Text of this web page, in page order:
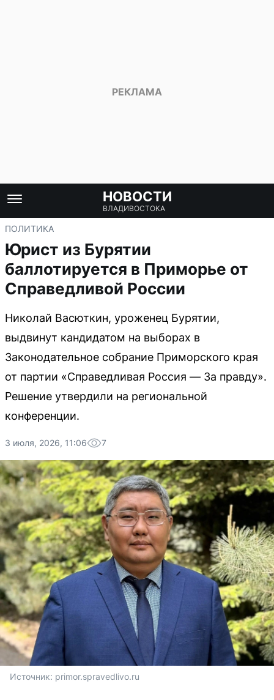
НОВОСТИ
ВЛАДИВОСТОКА
ПОЛИТИКА
Юрист из Бурятии
баллотируется в Приморье от
Справедливой России
Николай Васюткин, уроженец Бурятии,
выдвинут кандидатом на выборах в
Законодательное собрание Приморского края
от партии «Справедливая Россия — За правду».
Решение утвердили на региональной
конференции.
3 июля, 2026, 11:06 7
Источник: primor.spravedlivo.ru